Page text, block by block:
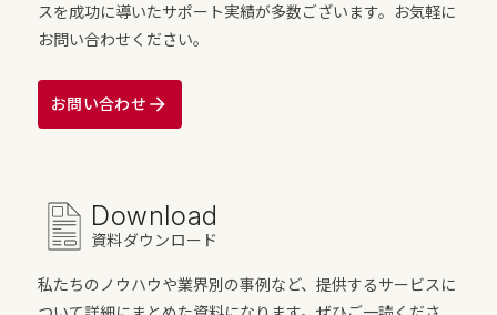
スを成功に導いたサポート実績が多数ございます。お気軽に
お問い合わせください。
お問い合わせ
Download
資料ダウンロード
私たちのノウハウや業界別の事例など、提供するサービスに